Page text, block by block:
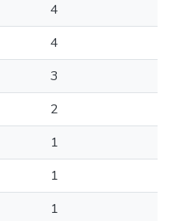
4
4
3
2
1
1
1